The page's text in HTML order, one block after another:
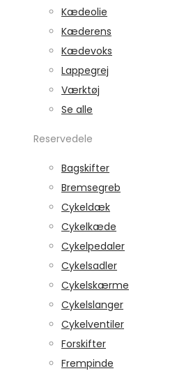
Kædeolie
Kæderens
Kædevoks
Lappegrej
Værktøj
Se alle
Reservedele
Bagskifter
Bremsegreb
Cykeldæk
Cykelkæde
Cykelpedaler
Cykelsadler
Cykelskærme
Cykelslanger
Cykelventiler
Forskifter
Frempinde